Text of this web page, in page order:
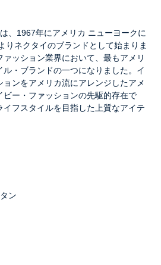
、1967年にアメリカ ニューヨークに
りネクタイのブランドとして始まりま
ァッション業界において、最もアメリ
・ブランドの一つになりました。イ
ンをアメリカ流にアレンジしたアメ
ビー・ファッションの先駆的存在で
フスタイルを目指した上質なアイテ
ン